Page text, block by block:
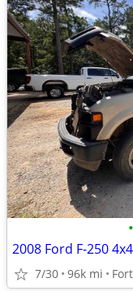
•
2008 Ford F-250 4x4
7/30 96k mi